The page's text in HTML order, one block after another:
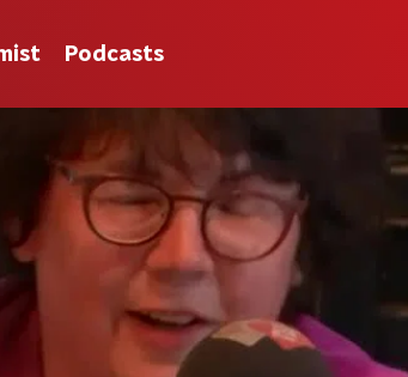
Podcasts